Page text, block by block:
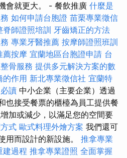
會就更大。 - 餐飲推廣 什麼是
如何申請台胞證 苗栗專業徵信
脊師證照培訓 牙齒矯正的方法
專業牙醫推薦 按摩師證照班訓
薦按摩 宜蘭地區台胞證申請 台
骨服務 提供多元解決方案的數
的作用 新北專業徵信社 宜蘭特
讀 中小企業（主要企業）透過
也接受餐票的櫃檯為員工提供餐
加或減少，以滿足您的空間要
式 歐式料理外燴方案 我們還可
用而設計的新設施。 推拿專業
建過程 推拿專業證照 全面掌握